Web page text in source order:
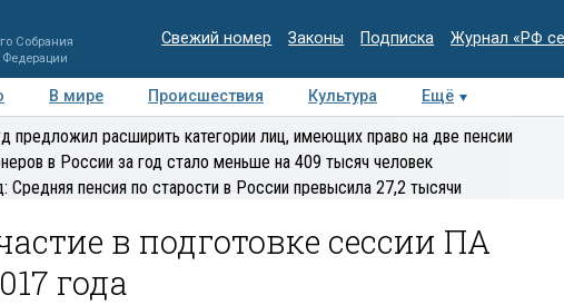
Собрания
Свежий номер Законы Подписка Журнал «РФ
В мире Происшествия Культура
Ещё
Медиацентр Интервью Колумнисты
предложил расширить категории лиц, имеющих право на две пенсии
в России за год стало меньше на 409 тысяч человек
Средняя пенсия по старости в России превысила 27,2 тысячи
в подготовке сессии ПА
года